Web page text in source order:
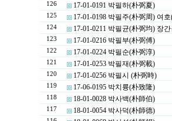
126 17-01-0191 박필하(朴弼夏)
125 17-01-0198 박필주(朴弼周) 여
124 17-01-0211 박필균(朴弼均) 장
123 17-01-0216 박필부(朴弼傅)
122 17-01-0224 박필순(朴弼淳)
121 17-01-0253 박필재(朴弼載)
120 17-01-0256 박필시 (朴弼時)
119 17-06-0195 박치륭(朴致隆)
118 18-01-0028 박사백(朴師伯)
117 18-01-0054 박사덕(朴師德)